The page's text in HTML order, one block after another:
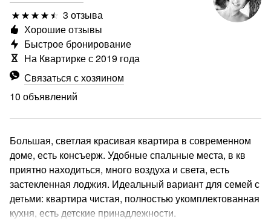
3 отзыва
Связаться с хозяином
10 объявлений
Хорошие отзывы
Быстрое бронирование
На Квартирке с 2019 года
Большая, светлая красивая квартира в современном
доме, есть консъерж. Удобные спальные места, в кв
приятно находиться, много воздуха и света, есть
застекленная лоджия. Идеальный вариант для семей с
детьми: квартира чистая, полностью укомплектованная
кухня, есть детские принадлежности.